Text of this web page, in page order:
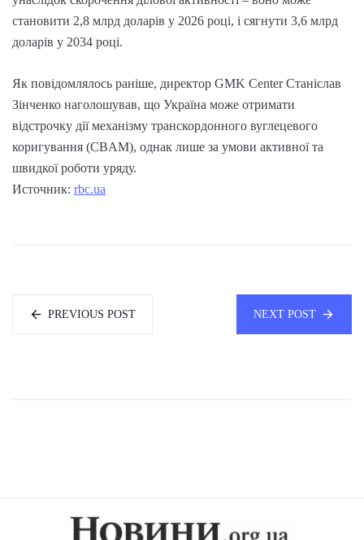
становити 2,8 млрд доларів у 2026 році, і сягнути 3,6 млрд
доларів у 2034 році.
Як повідомлялось раніше, директор GMK Center Станіслав
Зінченко наголошував, що Україна може отримати
відстрочку дії механізму транскордонного вуглецевого
коригування (CBAM), однак лише за умови активної та
швидкої роботи уряду.
Источник: rbc.ua
PREVIOUS POST NEXT POST